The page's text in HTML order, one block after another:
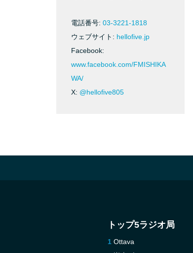
電話番号: 03-3221-1818
ウェブサイト: hellofive.jp
Facebook:
www.facebook.com/FMISHIKA
WA/
X: @hellofive805
トップ5ラジオ局
Ottava